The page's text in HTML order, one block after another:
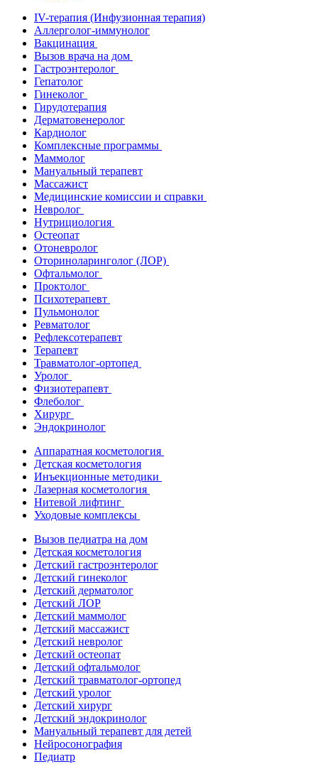
IV-терапия (Инфузионная терапия)
Аллерголог-иммунолог
Вакцинация
Вызов врача на дом
Гастроэнтеролог
Гепатолог
Гинеколог
Гирудотерапия
Дерматовенеролог
Кардиолог
Комплексные программы
Маммолог
Мануальный терапевт
Массажист
Медицинские комиссии и справки
Невролог
Нутрициология
Остеопат
Отоневролог
Оториноларинголог (ЛОР)
Офтальмолог
Проктолог
Психотерапевт
Пульмонолог
Ревматолог
Рефлексотерапевт
Терапевт
Травматолог-ортопед
Уролог
Физиотерапевт
Флеболог
Хирург
Эндокринолог
Аппаратная косметология
Детская косметология
Инъекционные методики
Лазерная косметология
Нитевой лифтинг
Уходовые комплексы
Вызов педиатра на дом
Детская косметология
Детский гастроэнтеролог
Детский гинеколог
Детский дерматолог
Детский ЛОР
Детский маммолог
Детский массажист
Детский невролог
Детский остеопат
Детский офтальмолог
Детский травматолог-ортопед
Детский уролог
Детский хирург
Детский эндокринолог
Мануальный терапевт для детей
Нейросонография
Педиатр